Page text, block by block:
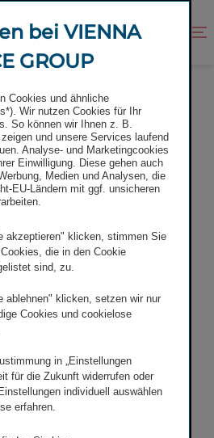
Kontrast
DER VIENNA
VERSICHERUNG
bei VIENNA
GROUP
Cookies und ähnliche
Wir nutzen Cookies für Ihr
So können wir Ihnen z. B.
und unsere Services laufend
Analyse- und Marketingcookies
Einwilligung. Diese gehen auch
Medien und Analysen, die
EU-Ländern mit ggf. unsicheren
akzeptieren" klicken, stimmen Sie
die in den Cookie
sind, zu.
ablehnen" klicken, setzen wir nur
Cookies und cookielose
in „Einstellungen
für die Zukunft widerrufen oder
individuell auswählen
erfahren.